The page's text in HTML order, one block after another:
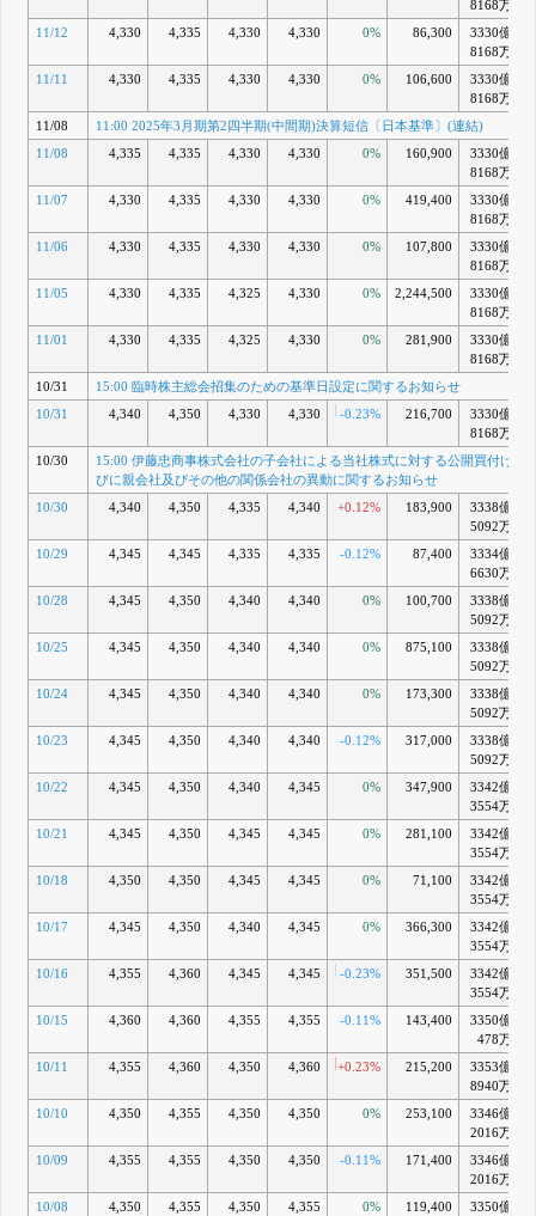
8168万
11/12
4,330 4,335 4,330 4,330 0% 86,300
3330億
8168万
11/11 4,330 4,335 4,330 4,330 0% 106,600
3330億
8168万
11/08
11:00 2025年3月期第2四半期(中間期)決算短信〔日本基準〕(連結)
11/08
4,335 4,335 4,330 4,330 0% 160,900
3330億
8168万
11/07
4,330 4,335 4,330 4,330 0% 419,400
3330億
8168万
11/06 4,330 4,335 4,330 4,330 0% 107,800
3330億
8168万
11/05 4,330 4,335 4,325 4,330 0% 2,244,500
3330億
8168万
11/01 4,330 4,335 4,325 4,330 0% 281,900
3330億
8168万
10/31
15:00 臨時株主総会招集のための基準日設定に関するお知らせ
10/31
4,340 4,350 4,330 4,330 -0.23% 216,700
3330億
8168万
10/30
15:00 伊藤忠商事株式会社の子会社による当社株式に対する公開買付けの
びに親会社及びその他の関係会社の異動に関するお知らせ
10/30
4,340 4,350 4,335 4,340 +0.12% 183,900
3338億
5092万
10/29 4,345 4,345 4,335 4,335 -0.12% 87,400
3334億
6630万
10/28
4,345 4,350 4,340 4,340 0% 100,700
3338億
5092万
10/25 4,345 4,350 4,340 4,340 0% 875,100
3338億
5092万
10/24 4,345 4,350 4,340 4,340 0% 173,300
3338億
5092万
10/23 4,345 4,350 4,340 4,340 -0.12% 317,000
3338億
5092万
10/22 4,345 4,350 4,340 4,345 0% 347,900
3342億
3554万
10/21 4,345 4,350 4,345 4,345 0% 281,100
3342億
3554万
10/18 4,350 4,350 4,345 4,345 0% 71,100
3342億
3554万
10/17 4,345 4,350 4,340 4,345 0% 366,300
3342億
3554万
10/16 4,355 4,360 4,345 4,345 -0.23% 351,500
3342億
3554万
10/15 4,360 4,360 4,355 4,355 -0.11% 143,400
3350億
478万
10/11 4,355 4,360 4,350 4,360 +0.23% 215,200
3353億
8940万
10/10 4,350 4,355 4,350 4,350 0% 253,100
3346億
2016万
10/09 4,355 4,355 4,350 4,350 -0.11% 171,400
3346億
2016万
10/08 4,350 4,355 4,350 4,355 0% 119,400
3350億